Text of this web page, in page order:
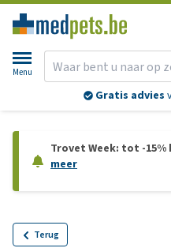
Menu
Gratis advies
Trovet Week: tot -
meer
Terug